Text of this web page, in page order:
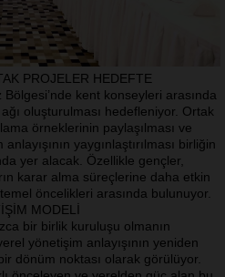
PROJELER HEDEFTE
kent konseyleri arasında
oluşturulması hedefleniyor. Ortak
örneklerinin paylaşılması ve
yaygınlaştırılması birliğin
yer alacak. Özellikle gençler,
karar alma süreçlerine daha etkin
öncelikleri arasında bulunuyor.
MODELİ
bir birlik kuruluşu olmanın
yönetişim anlayışının yeniden
dönüm noktası olarak görülüyor.